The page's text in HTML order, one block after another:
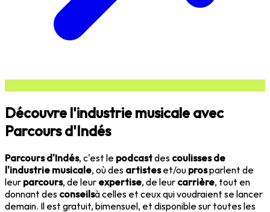
Découvre l'industrie musicale avec
Parcours d'Indés
Parcours d'Indés, c'est le podcastdes coulisses de
l'industrie musicale, où des artisteset/ou prosparlent de
leur parcours, de leur expertise, de leur carrière, tout en
donnant des conseilsà celles et ceux qui voudraient se lancer
demain. Il est gratuit, bimensuel, et disponible sur toutes les